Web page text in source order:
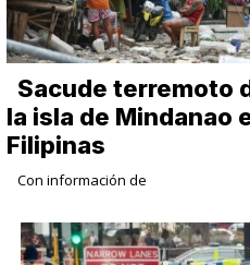
Sacude terremoto
la isla de Mindanao
Filipinas
Con información de